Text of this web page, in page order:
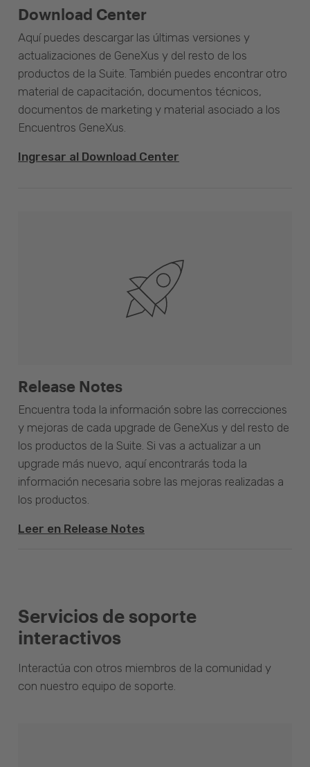
Download Center
Aquí puedes descargar las últimas versiones y
actualizaciones de GeneXus y del resto de los
productos de la Suite. También puedes encontrar otro
material de capacitación, documentos técnicos,
documentos de marketing y material asociado a los
Encuentros GeneXus.
Ingresar al Download Center
Release Notes
Encuentra toda la información sobre las correcciones
y mejoras de cada upgrade de GeneXus y del resto de
los productos de la Suite. Si vas a actualizar a un
upgrade más nuevo, aquí encontrarás toda la
información necesaria sobre las mejoras realizadas a
los productos.
Leer en Release Notes
Servicios de soporte
interactivos
Interactúa con otros miembros de la comunidad y
con nuestro equipo de soporte.